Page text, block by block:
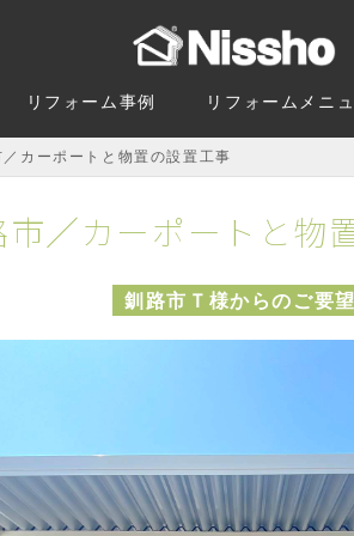
リフォーム事例 リフォームメニ
／カーポートと物置の設置工事
市／カーポートと物
釧路市Ｔ様からのご要望